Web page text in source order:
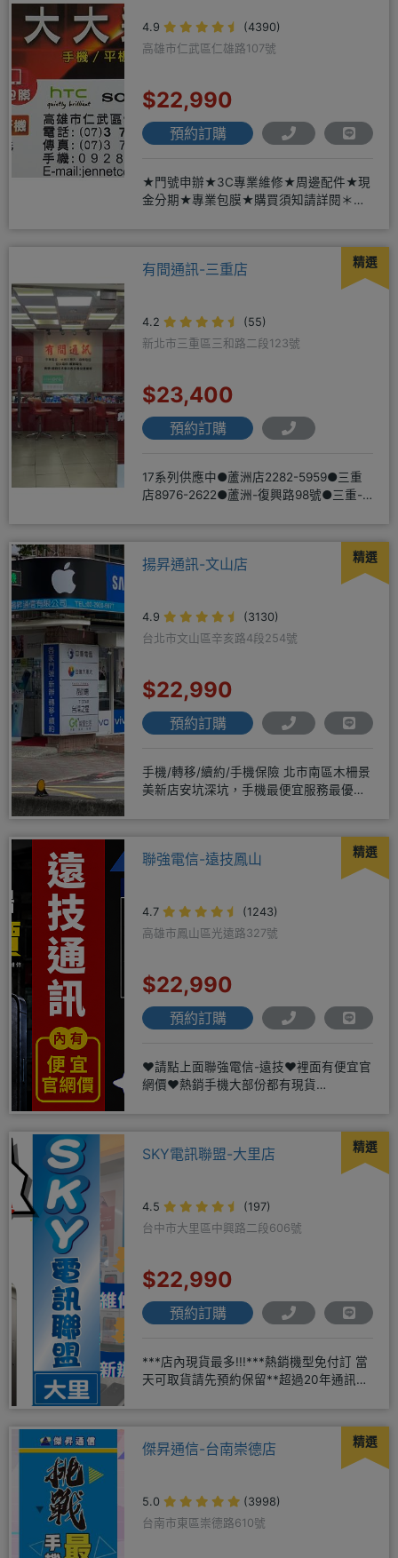
4.9
(4390)
高雄市仁武區仁雄路107號
$22,990
預約訂購
★門號申辦★3C專業維修★周邊配件★現
金分期★專業包膜★購買須知請詳閱＊來
精選
有間通訊-三重店
4.2
(55)
新北市三重區三和路二段123號
$23,400
預約訂購
17系列供應中●蘆洲店2282-5959●三重
店8976-2622●蘆洲-復興路98號●三重-
精選
揚昇通訊-文山店
4.9
(3130)
台北市文山區辛亥路4段254號
$22,990
預約訂購
手機/轉移/續約/手機保險 北市南區木柵景
美新店安坑深坑，手機最便宜服務最優
精選
聯強電信-遠技鳳山
4.7
(1243)
高雄市鳳山區光遠路327號
$22,990
預約訂購
❤️請點上面聯強電信-遠技❤️裡面有便宜官
網價❤️熱銷手機大部份都有現貨
精選
SKY電訊聯盟-大里店
4.5
(197)
台中市大里區中興路二段606號
$22,990
預約訂購
***店內現貨最多!!!***熱銷機型免付訂 當
天可取貨請先預約保留**超過20年通訊經
精選
傑昇通信-台南崇德店
5.0
(3998)
台南市東區崇德路610號